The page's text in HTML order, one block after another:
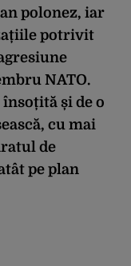
polonez, iar
potrivit
NATO.
însoțită și de o
cu mai
de
ât pe plan